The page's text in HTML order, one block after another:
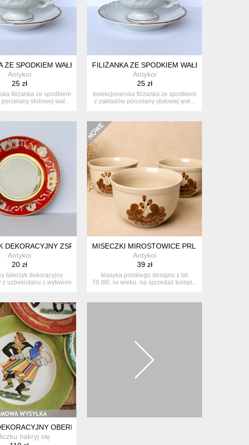
ZE SPODKIEM WAŁBRZYCH RELIEFY RĘCZNIE MALOWANA PRL LATA
Antykoi
25 zł
filiżanka ze spodkiem
stołowej wał...
FILIŻANKA ZE SPODKIEM WAŁBRZYCH
Antykoi
25 zł
kolekcjonerska filiżanka ze spodkiem
z zakładów porcelany stołowej wał...
WESTERWALD NIEMCY VINTAGE LATA 50-60 XX WIEKU SYGNOWANY
DEKORACYJNY ZSRR UZBEKISTAN TASZKIENT RETRO VINTAGE
Antykoi
20 zł
talerzyk dekoracyjny
z uzbekistanu z wytwórni
MISECZKI MIROSTOWICE PRL BULIONÓWKI
Antykoi
39 zł
klasyka polskiego designu z lat
70./80. xx wieku. na sprzedaż kompl...
WAZONIK * MAŁY WAZONOBEREK, Z SERII TAŃCE POLSKIE WG ILUSTRACJI
nakryj się